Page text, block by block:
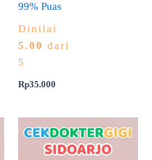
99% Puas
Dinilai
5.00 dari
5
Rp35.000